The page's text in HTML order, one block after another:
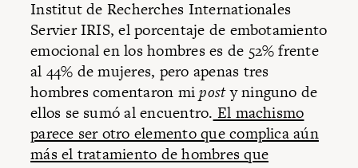
Institut de Recherches Internationales
Servier IRIS, el porcentaje de embotamiento
emocional en los hombres es de 52% frente
al 44% de mujeres, pero apenas tres
hombres comentaron miposty ninguno de
ellos se sumó al encuentro. El machismo
parece ser otro elemento que complica aún
más el tratamiento de hombres que